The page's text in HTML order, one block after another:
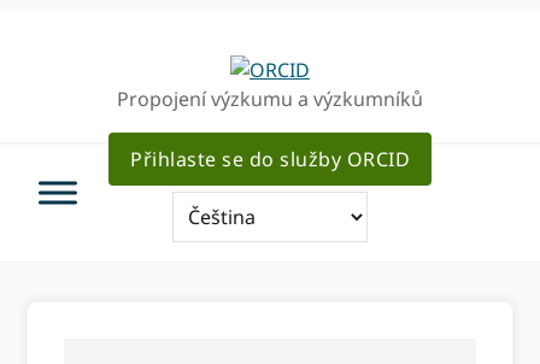
Propojení výzkumu a výzkumníků
Přihlaste se do služby ORCID